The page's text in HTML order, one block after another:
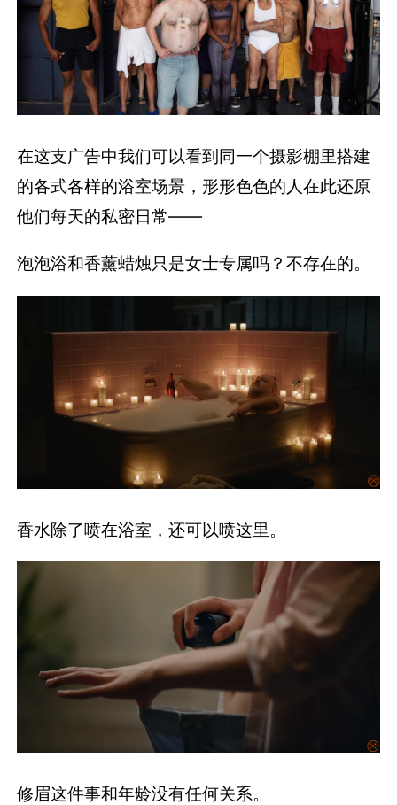
在这支广告中我们可以看到同一个摄影棚里搭建
的各式各样的浴室场景，形形色色的人在此还原
他们每天的私密日常——
泡泡浴和香薰蜡烛只是女士专属吗？不存在的。
香水除了喷在浴室，还可以喷这里。
修眉这件事和年龄没有任何关系。